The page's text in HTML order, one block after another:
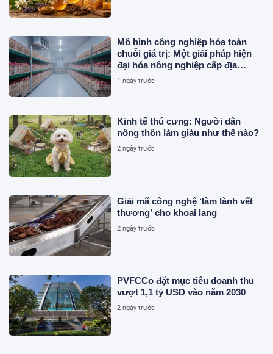
Mô hình công nghiệp hóa toàn
chuỗi giá trị: Một giải pháp hiện
đại hóa nông nghiệp cấp địa
phương tại Việt Nam
1 ngày trước
Kinh tế thú cưng: Người dân
nông thôn làm giàu như thế nào?
2 ngày trước
Giải mã công nghệ ‘làm lành vết
thương’ cho khoai lang
2 ngày trước
PVFCCo đặt mục tiêu doanh thu
vượt 1,1 tỷ USD vào năm 2030
2 ngày trước